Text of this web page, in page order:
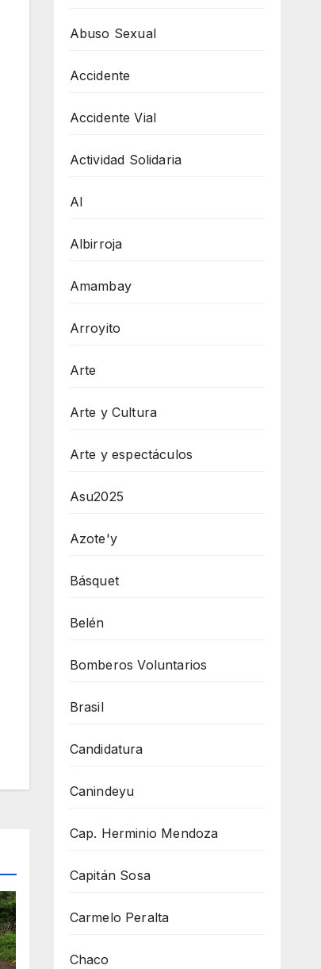
Abuso Sexual
Accidente
Accidente Vial
Actividad Solidaria
AI
Albirroja
Amambay
Arroyito
Arte
Arte y Cultura
Arte y espectáculos
Asu2025
Azote'y
Básquet
Belén
Bomberos Voluntarios
Brasil
Candidatura
Canindeyu
Cap. Herminio Mendoza
Capitán Sosa
Carmelo Peralta
Chaco